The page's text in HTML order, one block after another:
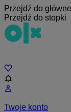
Przejdź do
Przejdź do stopki
Twoje konto